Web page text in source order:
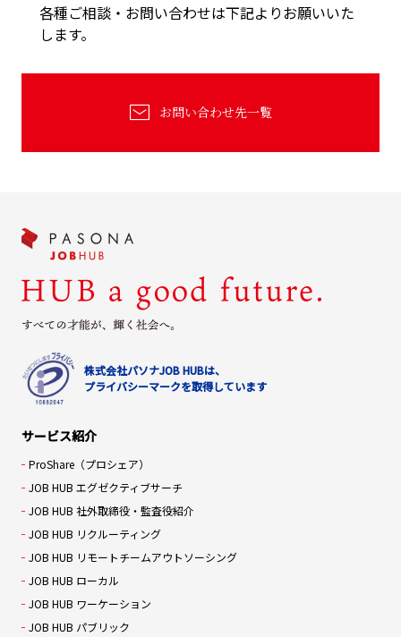
各種ご相談・お問い合わせは下記よりお願いいた
します。
お問い合わせ先一覧
株式会社パソナJOB HUBは、
プライバシーマークを取得しています
サービス紹介
ProShare（プロシェア）
JOB HUB エグゼクティブサーチ
JOB HUB 社外取締役・監査役紹介
JOB HUB リクルーティング
JOB HUB リモートチームアウトソーシング
JOB HUB ローカル
JOB HUB ワーケーション
JOB HUB パブリック